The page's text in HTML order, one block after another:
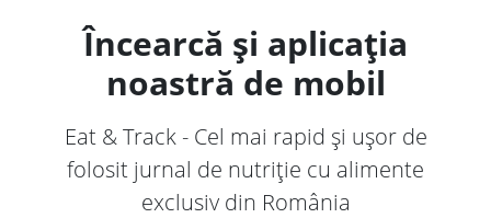
Încearcă și aplicația
noastră de mobil
Eat & Track - Cel mai rapid și ușor de
folosit jurnal de nutriție cu alimente
exclusiv din România